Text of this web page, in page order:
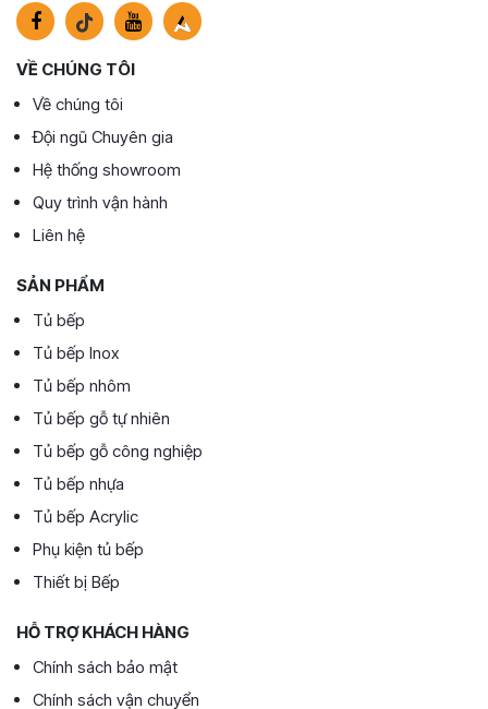
VỀ CHÚNG TÔI
Về chúng tôi
Đội ngũ Chuyên gia
Hệ thống showroom
Quy trình vận hành
Liên hệ
SẢN PHẨM
Tủ bếp
Tủ bếp Inox
Tủ bếp nhôm
Tủ bếp gỗ tự nhiên
Tủ bếp gỗ công nghiệp
Tủ bếp nhựa
Tủ bếp Acrylic
Phụ kiện tủ bếp
Thiết bị Bếp
HỖ TRỢ KHÁCH HÀNG
Chính sách bảo mật
Chính sách vận chuyển